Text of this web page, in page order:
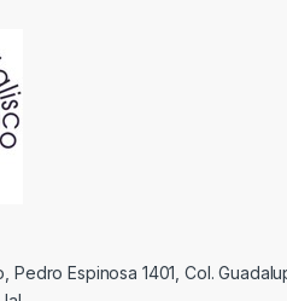
Pedro Espinosa 1401, Col.